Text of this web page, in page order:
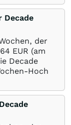
Decade
der
EUR (am
Decade
Hoch